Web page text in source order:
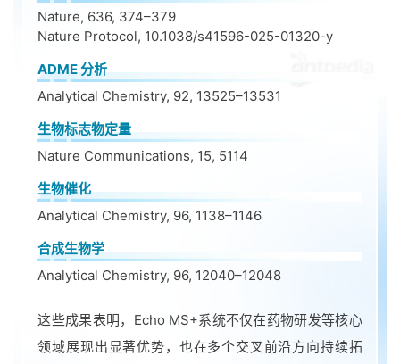
Nature, 636, 374–379
Nature Protocol, 10.1038/s41596-025-01320-y
ADME 分析
Analytical Chemistry, 92, 13525–13531
生物标志物定量
Nature Communications, 15, 5114
生物催化
Analytical Chemistry, 96, 1138–1146
合成生物学
Analytical Chemistry, 96, 12040–12048
这些成果表明，Echo MS+系统不仅在药物研发等核心
领域展现出显著优势，也在多个交叉前沿方向持续拓